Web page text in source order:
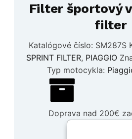
Filter športový
filter
Katalógové číslo: SM287S
SPRINT FILTER, PIAGGIO
Typ motocykla:
Doprava nad 200€